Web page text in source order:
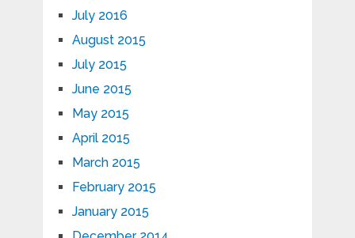
July 2016
August 2015
July 2015
June 2015
May 2015
April 2015
March 2015
February 2015
January 2015